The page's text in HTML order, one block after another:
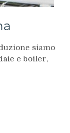
siamo
e boiler,